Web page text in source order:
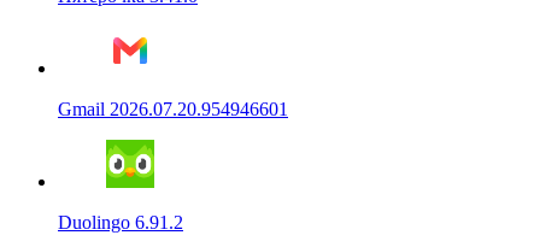
Gmail 2026.07.20.954946601
Duolingo 6.91.2